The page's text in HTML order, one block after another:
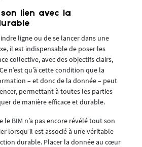
lien avec la
ligne ou de se lancer dans une
il est indispensable de poser les
collective, avec des objectifs clairs,
n’est qu’à cette condition que la
– et donc de la donnée – peut
permettant à toutes les parties
de manière efficace et durable.
le BIM n’a pas encore révélé tout son
lorsqu’il est associé à une véritable
durable. Placer la donnée au cœur